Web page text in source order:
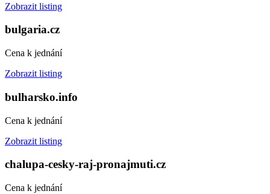
Zobrazit listing
bulgaria.cz
Cena k jednání
Zobrazit listing
bulharsko.info
Cena k jednání
Zobrazit listing
chalupa-cesky-raj-pronajmuti.cz
Cena k jednání